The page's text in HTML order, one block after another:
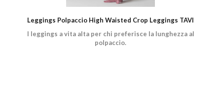
Leggings Polpaccio High Waisted Crop Leggings TAVI
I leggings a vita alta per chi preferisce la lunghezza al
polpaccio.